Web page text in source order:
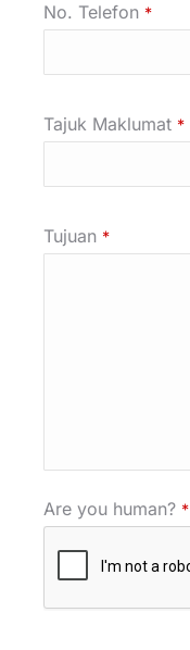
No. Telefon *
Tajuk Maklumat *
Tujuan *
Are you human? *